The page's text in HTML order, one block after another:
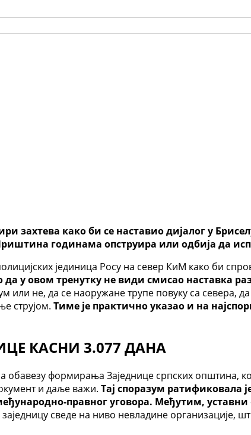
захтева како би се наставио дијалог у
годинама опструира или одбија да
јединица Росу на север КиМ како би
да у овом тренутку не види смисао наставка
или не, да се наоружане трупе повуку са севера,
струјом. Тиме је практично указао и на
КАСНИ 3.077 ДАНА
формирања Заједнице српских општина,
и даље важи. Тај споразум ратификовала
правног уговора. Међутим, уставни
сведе на ниво невладине организације,